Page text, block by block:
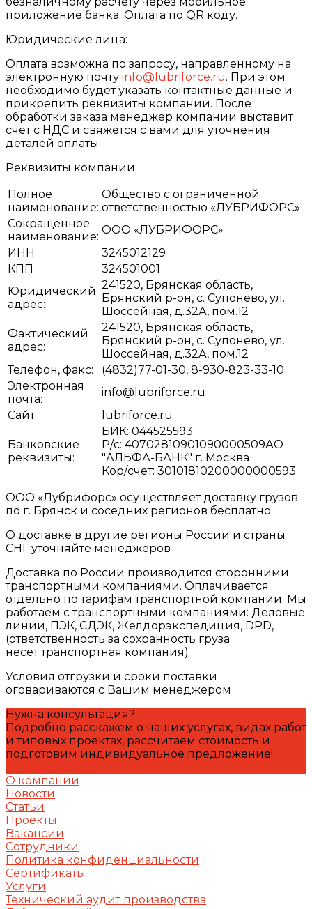
приложение банка. Оплата по QR коду.
Юридические лица:
Оплата возможна по запросу, направленному на
электронную почту info@lubriforce.ru. При этом
необходимо будет указать контактные данные и
прикрепить реквизиты компании. После
обработки заказа менеджер компании выставит
счет с НДС и свяжется с вами для уточнения
деталей оплаты.
Реквизиты компании:
Полное
наименование:
Общество с ограниченной
ответственностью «ЛУБРИФОРС»
Сокращенное
наименование:
ООО «ЛУБРИФОРС»
ИНН
3245012129
КПП
324501001
Юридический
адрес:
241520, Брянская область,
Брянский р-он, с. Супонево, ул.
Шоссейная, д.32А, пом.12
Фактический
адрес:
241520, Брянская область,
Брянский р-он, с. Супонево, ул.
Шоссейная, д.32А, пом.12
Телефон, факс:
(4832)77-01-30, 8-930-823-33-10
Электронная
почта:
info@lubriforce.ru
Сайт:
lubriforce.ru
Банковские
реквизиты:
БИК: 044525593
Р/с: 40702810901090000509АО
"АЛЬФА-БАНК" г. Москва
Кор/счет: 30101810200000000593
ООО «Лубрифорс» осуществляет доставку грузов
по г. Брянск и соседних регионов бесплатно
О доставке в другие регионы России и страны
СНГ уточняйте менеджеров
Доставка по России производится сторонними
транспортными компаниями. Оплачивается
отдельно по тарифам транспортной компании. Мы
работаем с транспортными компаниями: Деловые
линии, ПЭК, СДЭК, Желдорэкспедиция, DPD,
(ответственность за сохранность груза
несёт транспортная компания)
Условия отгрузки и сроки поставки
оговариваются с Вашим менеджером
Нужна консультация?
Подробно расскажем о наших услугах, видах работ
и типовых проектах, рассчитаем стоимость и
подготовим индивидуальное предложение!
О компании
Новости
Статьи
Проекты
Вакансии
Сотрудники
Политика конфиденциальности
Сертификаты
Услуги
Технический аудит производства